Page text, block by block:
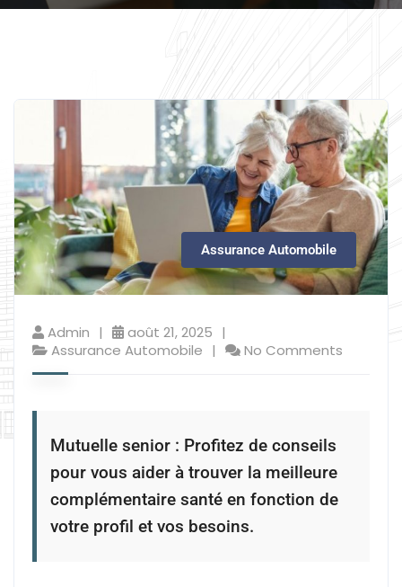
Assurance Automobile
Admin
août 21, 2025
Assurance Automobile
No Comments
Mutuelle senior : Profitez de conseils
pour vous aider à trouver la meilleure
complémentaire santé en fonction de
votre profil et vos besoins.